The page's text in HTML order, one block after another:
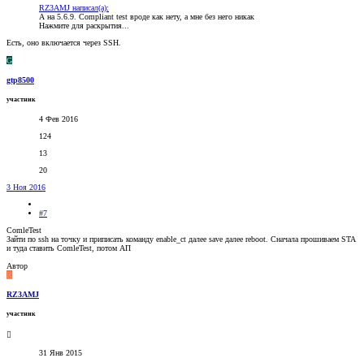
RZ3AMJ написал(а):
А на 5.6.9. Compliant test вроде как нету, а мне без него никак
Нажмите для раскрытия...
Есть, оно включается через SSH.
G
gtp8500
участник
4 Фев 2016
124
13
20
3 Ноя 2016
#7
ComleTest
Зайти по ssh на точку и приписать команду enable_ct далее save далее reboot. Сначала прошиваем STA
и туда ставить ComleTest, потом АП
Автор
R
RZ3AMJ
участник
31 Янв 2015